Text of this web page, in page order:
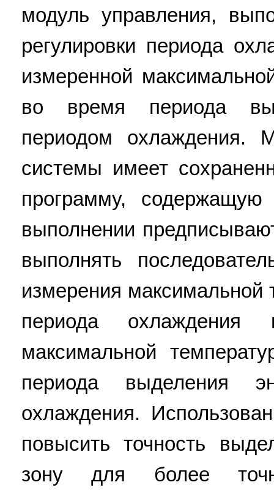
модуль управления,
регулировки периода
измеренной
во время периода
периодом охлаждения.
системы имеет
программу, содержащую
выполнении
выполнять
измерения максимальной
периода охлаждения
максимальной
периода выделения
охлаждения.
повысить точность
зону для более